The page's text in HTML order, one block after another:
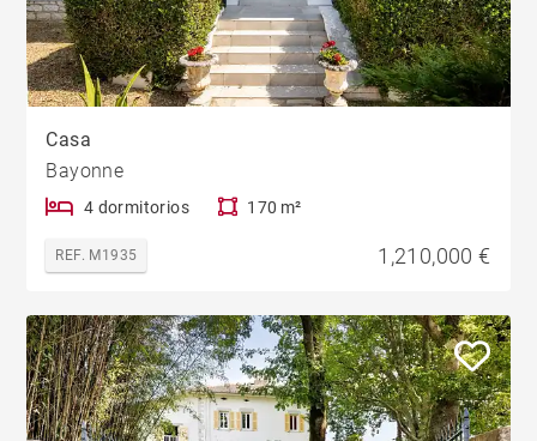
Casa
Bayonne
4 dormitorios 170 m²
REF. M1935 1,210,000 €